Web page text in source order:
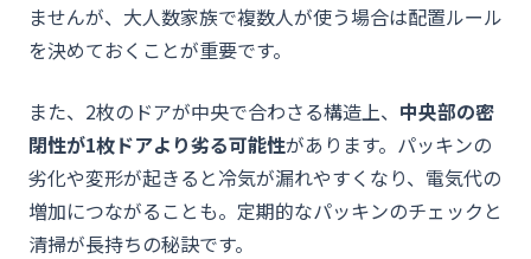
ませんが、大人数家族で複数人が使う場合は配置ルール
を決めておくことが重要です。
また、2枚のドアが中央で合わさる構造上、 中央部の密
閉性が1枚ドアより劣る可能性があります。パッキンの
劣化や変形が起きると冷気が漏れやすくなり、電気代の
増加につながることも。定期的なパッキンのチェックと
清掃が長持ちの秘訣です。